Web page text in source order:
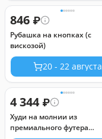
846 ₽
Рубашка на кнопках (с
вискозой)
20 - 22 августа
4 344₽
Худи на молнии из
премиального футера